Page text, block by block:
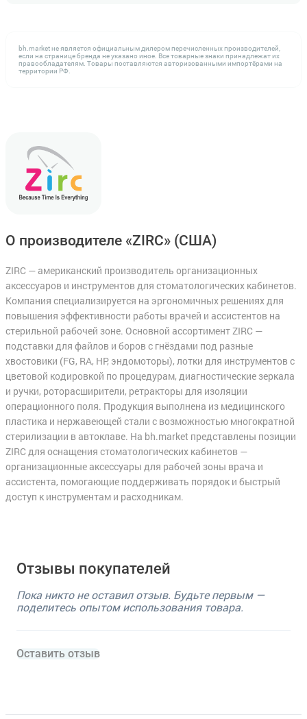
bh.market не является официальным дилером перечисленных производителей,
если на странице бренда не указано иное. Все товарные знаки принадлежат их
правообладателям. Товары поставляются авторизованными импортёрами на
территории РФ.
О производителе «ZIRC» (США)
ZIRC — американский производитель организационных
аксессуаров и инструментов для стоматологических кабинетов.
Компания специализируется на эргономичных решениях для
повышения эффективности работы врачей и ассистентов на
стерильной рабочей зоне. Основной ассортимент ZIRC —
подставки для файлов и боров с гнёздами под разные
хвостовики (FG, RA, HP, эндомоторы), лотки для инструментов с
цветовой кодировкой по процедурам, диагностические зеркала
и ручки, роторасширители, ретракторы для изоляции
операционного поля. Продукция выполнена из медицинского
пластика и нержавеющей стали с возможностью многократной
стерилизации в автоклаве. На bh.market представлены позиции
ZIRC для оснащения стоматологических кабинетов —
организационные аксессуары для рабочей зоны врача и
ассистента, помогающие поддерживать порядок и быстрый
доступ к инструментам и расходникам.
Отзывы покупателей
Пока никто не оставил отзыв. Будьте первым —
поделитесь опытом использования товара.
Оставить отзыв